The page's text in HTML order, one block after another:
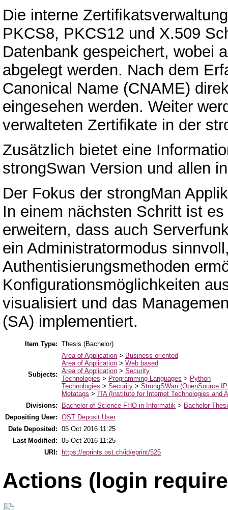
Die interne
PKCS8, PKCS12 und X.509
Datenbank gespeichert, wobei
abgelegt werden. Nach dem
Canonical Name (CNAME)
eingesehen werden. Weiter
verwalteten Zertiﬁkate in der
Zusätzlich bietet eine
strongSwan Version und allen
Der Fokus der strongMan
In einem nächsten Schritt ist
erweitern, dass auch
ein Administratormodus
Authentisierungsmethoden
Konﬁgurationsmöglichkeiten
visualisiert und das
(SA) implementiert.
Item Type: Thesis (Bachelor)
Subjects:
Area of Application > Business oriented
Area of Application > Web based
Area of Application > Security
Technologies > Programming Languages > Python
Technologies > Security > StrongSWan (OpenSource
Metatags > ITA (Institute for Internet Technologies and
Divisions:
Bachelor of Science FHO in Informatik > Bachelor
Depositing User: OST Deposit User
Date Deposited: 05 Oct 2016 11:25
Last Modified: 05 Oct 2016 11:25
URI:
https://eprints.ost.ch/id/eprint/525
Actions (login